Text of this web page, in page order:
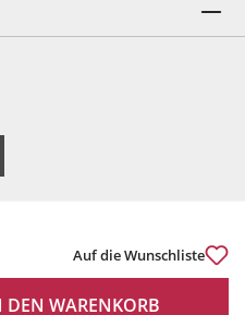
Auf die Wunschliste
DEN WARENKORB